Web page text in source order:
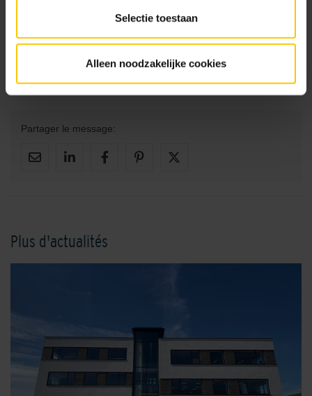
Selectie toestaan
Alleen noodzakelijke cookies
Il est encore possible de participer à l'action Tuinflippen.
Envoyez votre jardin bétonné àtuinflippen@mbi.nlet peut-
être serez-vous le prochain gagnant ! Pour plus
d'informations, consultezwww.tuinflippen.nl.
Partager le message:
Plus d'actualités